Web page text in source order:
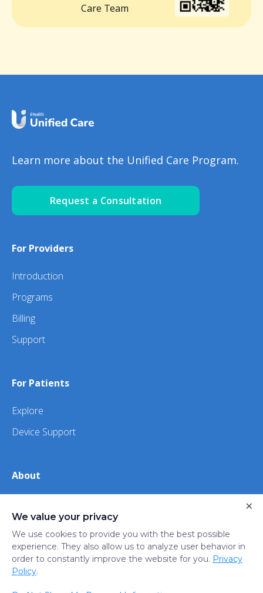
Care Team
Learn more about the Unified Care Program.
Request a Consultation
For Providers
Introduction
Programs
Billing
Support
For Patients
Explore
Device Support
About
iHealth
Privacy
Policy
Trust
Do not sell or share my
We value your privacy
We use cookies to provide you with the best possible
experience. They also allow us to analyze user behavior in
order to constantly improve the website for you. Privacy
Policy.
×